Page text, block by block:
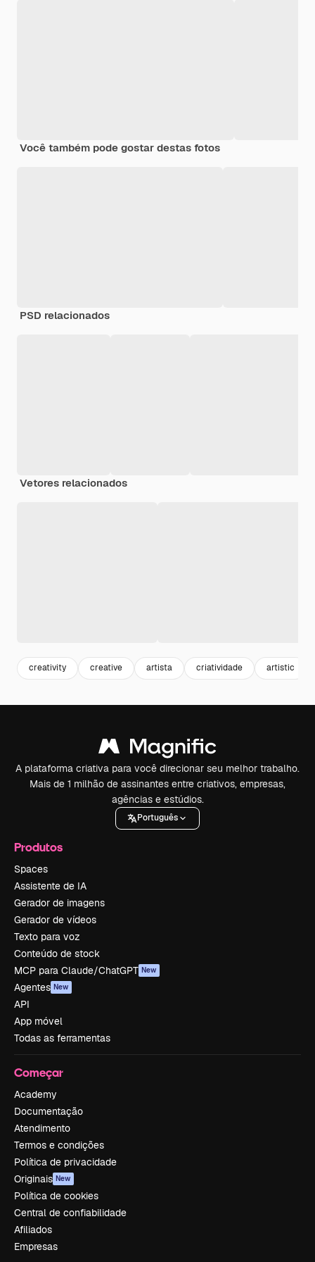
Você também pode gostar destas fotos
PSD relacionados
Vetores relacionados
creativity creative artista criatividade artistic
A plataforma criativa para você direcionar seu melhor trabalho.
Mais de 1 milhão de assinantes entre criativos, empresas,
agências e estúdios.
Português
Produtos
Spaces
Assistente de IA
Gerador de imagens
Gerador de vídeos
Texto para voz
Conteúdo de stock
MCP para Claude/ChatGPT New
Agentes New
API
App móvel
Todas as ferramentas
Começar
Academy
Documentação
Atendimento
Termos e condições
Política de privacidade
Originais New
Política de cookies
Central de confiabilidade
Afiliados
Empresas